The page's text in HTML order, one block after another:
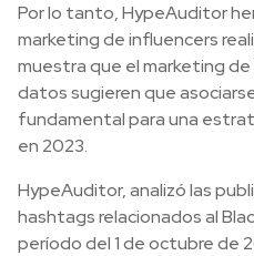
Por lo tanto, HypeAuditor
marketing de influencers
muestra que el marketing
datos sugieren que
fundamental para una
en 2023.
HypeAuditor, analizó las
hashtags relacionados al
período del 1 de octubre de